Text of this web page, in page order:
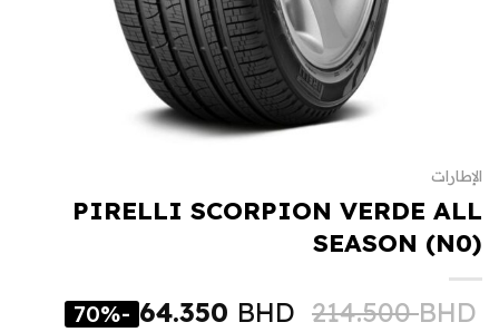
الإطارات
PIRELLI SCORPION VERDE ALL
SEASON (N0)
214.500BHD
64.350 BHD
-70%